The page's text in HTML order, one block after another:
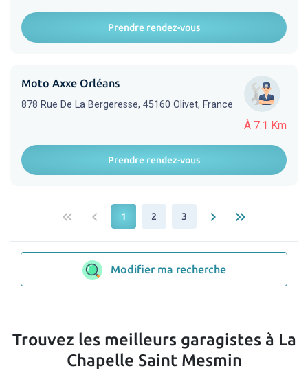
Prendre rendez-vous
À 7.1 Km
Moto Axxe Orléans
878 Rue De La Bergeresse, 45160 Olivet, France
Prendre rendez-vous
keyboard_double_arrow_left keyboard_arrow_left 1 2 3 keyboard_arrow_right keyboard_double_arrow_right
Modifier ma recherche
Trouvez les meilleurs garagistes à La
Chapelle Saint Mesmin